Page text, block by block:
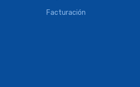
Facturación